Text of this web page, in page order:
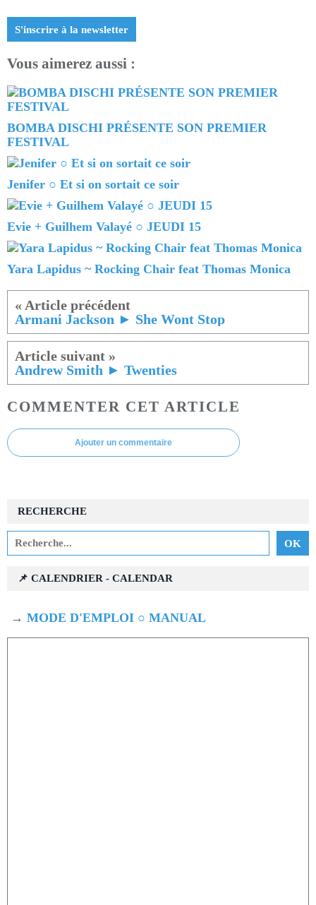
S'inscrire à la newsletter
Vous aimerez aussi :
BOMBA DISCHI PRÉSENTE SON PREMIER
FESTIVAL
Jenifer ○ Et si on sortait ce soir
Evie + Guilhem Valayé ○ JEUDI 15
Yara Lapidus ~ Rocking Chair feat Thomas Monica
Armani Jackson ► She Wont Stop
Andrew Smith ► Twenties
COMMENTER CET ARTICLE
Ajouter un commentaire
RECHERCHE
📌 CALENDRIER - CALENDAR
→ MODE D'EMPLOI ○ MANUAL